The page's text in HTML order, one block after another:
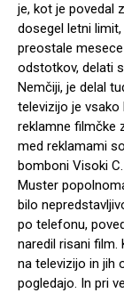
je, kot je povedal
dosegel letni
preostale
odstotkov, delati
Nemčiji, je delal
televizijo je vsako
reklamne filmčke
med reklamami
bomboni Visoki
Muster
bilo
po telefonu,
naredil risani film.
na televizijo in jih
pogledajo. In pri